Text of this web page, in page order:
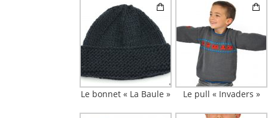
Le bonnet « La Baule » Le pull « Invaders »